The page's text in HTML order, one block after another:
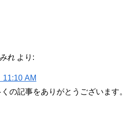
れ より:
11:10 AM
の記事をありがとうございます。